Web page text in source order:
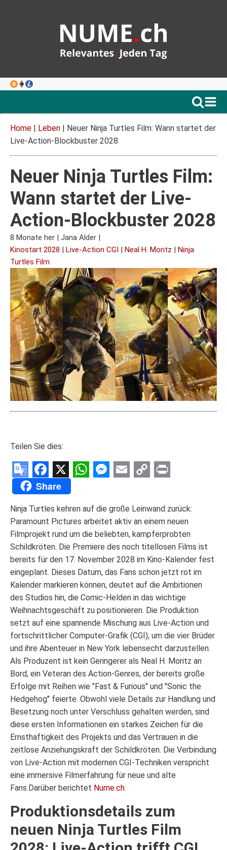
Home | Leben | Neuer Ninja Turtles Film: Wann startet der
Live-Action-Blockbuster 2028
Neuer Ninja Turtles Film:
Wann startet der Live-
Action-Blockbuster 2028
8 Monate her | Jana Alder |
Kinostart 2028 | Live-Action CGI | Neal H. Moritz | Ninja
Turtles Film
Teilen Sie dies:
Google
Translate
Facebook
X
Link
Share
Ninja Turtles kehren auf die große Leinwand zurück:
Paramount Pictures arbeitet aktiv an einem neuen
Filmprojekt rund um die beliebten, kampferprobten
Schildkröten. Die Premiere des noch titellosen Films ist
bereits für den 17. November 2028 im Kino-Kalender fest
eingeplant. Dieses Datum, das Fans schon jetzt rot im
Kalender markieren können, deutet auf die Ambitionen
des Studios hin, die Comic-Helden in das wichtige
Weihnachtsgeschäft zu positionieren. Die Produktion
setzt auf eine spannende Mischung aus Live-Action und
fortschrittlicher Computer-Grafik (CGI), um die vier Brüder
und ihre Abenteuer in New York lebensecht darzustellen.
Als Produzent ist kein Geringerer als Neal H. Moritz an
Bord, ein Veteran des Action-Genres, der bereits große
Erfolge mit Reihen wie "Fast & Furious" und "Sonic the
Hedgehog" feierte. Obwohl viele Details zur Handlung und
Besetzung noch unter Verschluss gehalten werden, sind
diese ersten Informationen ein starkes Zeichen für die
Ernsthaftigkeit des Projekts und das Vertrauen in die
zeitlose Anziehungskraft der Schildkröten. Die Verbindung
von Live-Action mit modernen CGI-Techniken verspricht
eine immersive Filmerfahrung für neue und alte
Fans.Darüber berichtet Nume.ch.
Produktionsdetails zum
neuen Ninja Turtles Film